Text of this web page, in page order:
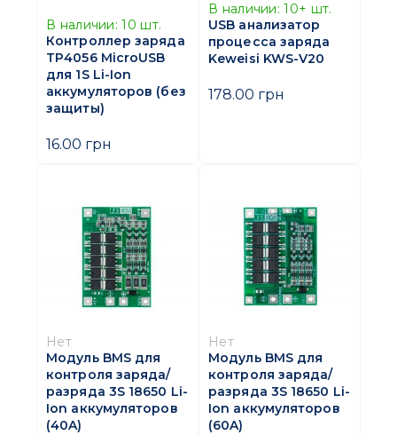
В наличии: 10 шт.
Контроллер заряда
TP4056 MicroUSB
для 1S Li-Ion
аккумуляторов (без
защиты)
16.00 грн
В наличии: 10+ шт.
USB анализатор
процесса заряда
Keweisi KWS-V20
178.00 грн
Нет
Модуль BMS для
контроля заряда/
разряда 3S 18650 Li-
Ion аккумуляторов
(40A)
Нет
Модуль BMS для
контроля заряда/
разряда 3S 18650 Li-
Ion аккумуляторов
(60A)